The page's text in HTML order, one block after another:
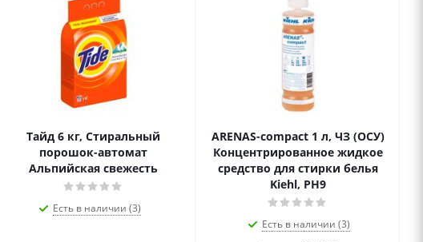
Тайд 6 кг, Стиральный
порошок-автомат
Альпийская свежесть
Есть в наличии (3)
ARENAS-compact 1 л, ЧЗ (ОСУ)
Концентрированное жидкое
средство для стирки белья
Kiehl, PH9
Есть в наличии (3)